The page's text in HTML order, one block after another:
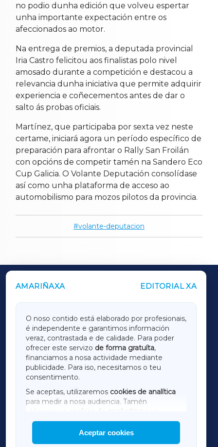
no podio dunha edición que volveu espertar
unha importante expectación entre os
afeccionados ao motor.
Na entrega de premios, a deputada provincial
Iria Castro felicitou aos finalistas polo nivel
amosado durante a competición e destacou a
relevancia dunha iniciativa que permite adquirir
experiencia e coñecementos antes de dar o
salto ás probas oficiais.
Martínez, que participaba por sexta vez neste
certame, iniciará agora un período específico de
preparación para afrontar o Rally San Froilán
con opcións de competir tamén na Sandero Eco
Cup Galicia. O Volante Deputación consolídase
así como unha plataforma de acceso ao
automobilismo para mozos pilotos da provincia.
volante-deputacion
AMARIÑAXA EDITORIAL XA
O noso contido está elaborado por profesionais,
é independente e garantimos información
veraz, contrastada e de calidade. Para poder
ofrecer este servizo de forma gratuíta,
financiamos a nosa actividade mediante
publicidade. Para iso, necesitamos o teu
consentimento.
Se aceptas, utilizaremos cookies de analítica
para medir a nosa audiencia. Tamén
utilizaremos
cookies de marketing
mostrar publicidade de terceiros.
Así mesmo, podes personalizar a elección das
Aceptar cookies
OUTROS PERIÓDICOS
LUGOXA
TERRACHAXA
AMARIÑAXA
RIBEIRASACRAXA